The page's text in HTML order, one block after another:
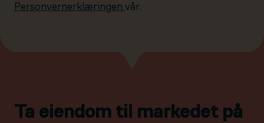
Personvernerklæringen vår.
Ta eiendom til markedet på